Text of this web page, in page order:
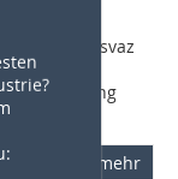
Cihlárský svaz
und
mehr